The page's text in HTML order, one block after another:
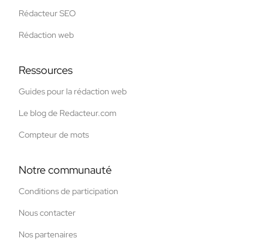
Rédacteur SEO
Rédaction web
Ressources
Guides pour la rédaction web
Le blog de Redacteur.com
Compteur de mots
Notre communauté
Conditions de participation
Nous contacter
Nos partenaires